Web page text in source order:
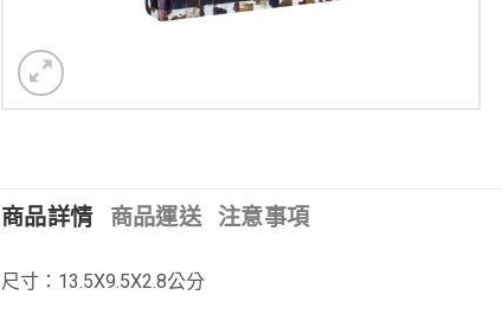
商品詳情 商品運送 注意事項
尺寸：13.5X9.5X2.8公分